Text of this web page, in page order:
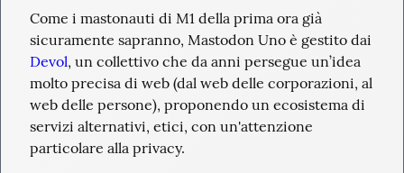
Come i mastonauti di M1 della prima ora già
Devol, un collettivo che da anni persegue un’idea
molto precisa di web (dal web delle corporazioni, al
web delle persone), proponendo un ecosistema di
servizi alternativi, etici, con un'attenzione
particolare alla privacy.